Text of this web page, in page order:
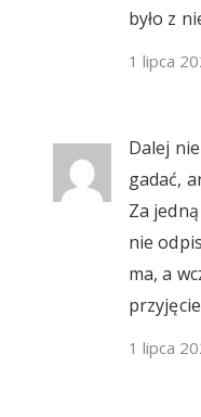
było z
1 lipca
Dalej
gadać,
Za
nie
ma, a
1 lipca